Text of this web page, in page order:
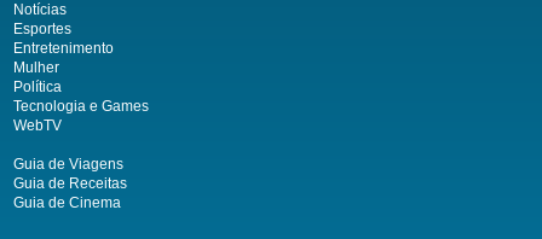
Notícias
Esportes
Entretenimento
Mulher
Política
Tecnologia e Games
WebTV
Guia de Viagens
Guia de Receitas
Guia de Cinema